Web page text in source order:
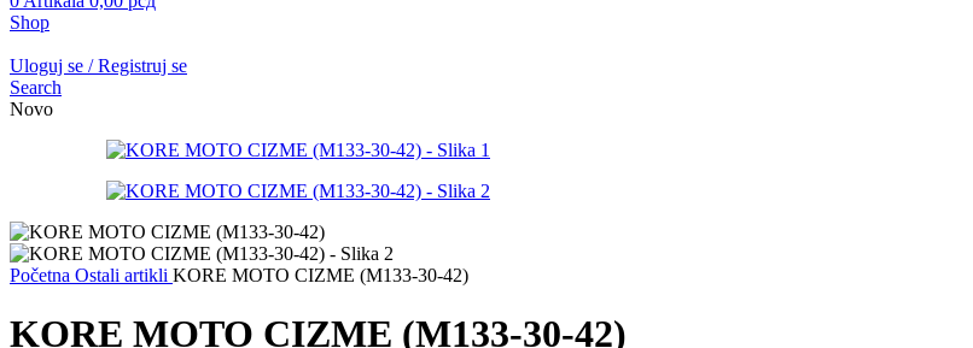
Shop
Uloguj se / Registruj se
Search
Novo
Početna Ostali artikli KORE MOTO CIZME (M133-30-42)
KORE MOTO CIZME (M133-30-42)